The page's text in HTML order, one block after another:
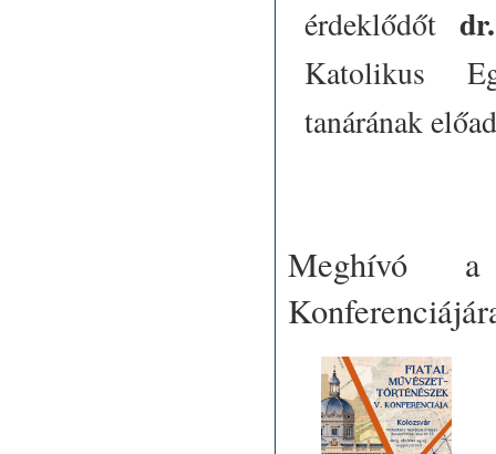
érdeklődőt
Katolikus
tanárának
Meghívó a